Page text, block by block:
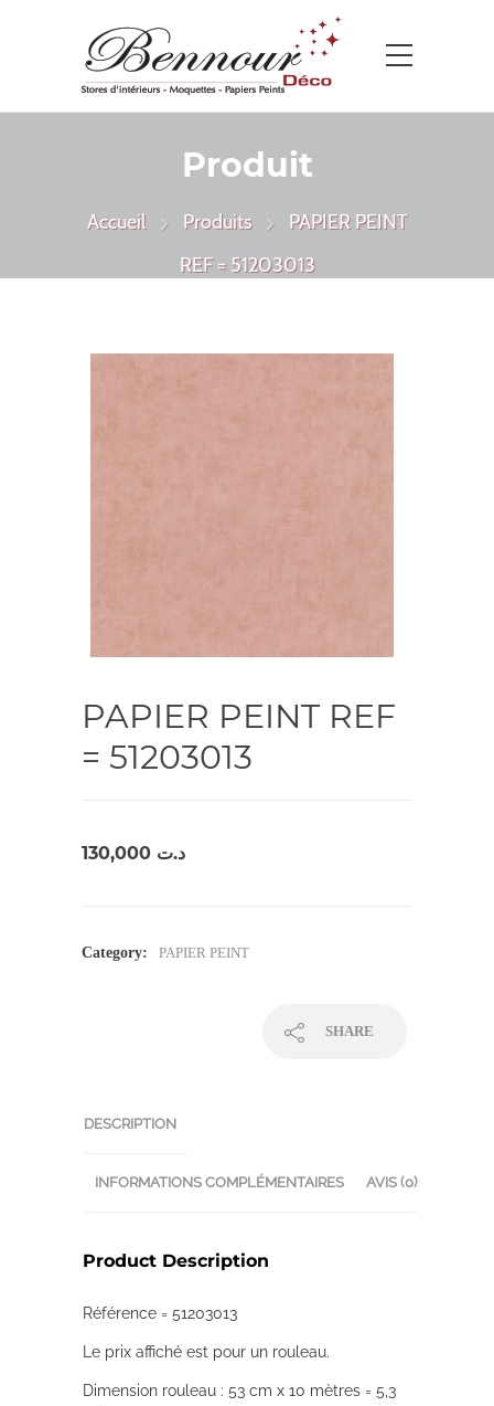
Produit
Accueil Produits
PAPIER PEINT
REF = 51203013
PAPIER PEINT REF
= 51203013
د.ت
Category: PAPIER PEINT
SHARE
DESCRIPTION
INFORMATIONS COMPLÉMENTAIRES AVIS (0)
Product Description
Référence = 51203013
Le prix affiché est pour un rouleau.
Dimension rouleau : 53 cm x 10 mètres = 5,3